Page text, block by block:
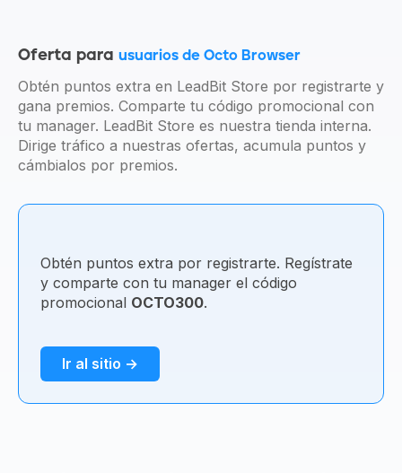
Oferta para usuarios de Octo Browser
Obtén puntos extra en LeadBit Store por registrarte y
gana premios. Comparte tu código promocional con
tu manager. LeadBit Store es nuestra tienda interna.
Dirige tráfico a nuestras ofertas, acumula puntos y
cámbialos por premios.
Obtén puntos extra por registrarte. Regístrate
y comparte con tu manager el código
promocional OCTO300.
Ir al sitio →